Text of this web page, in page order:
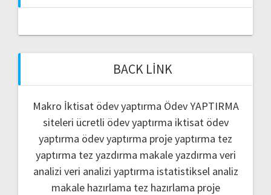
BACK LINK
Makro İktisat ödev yaptırma Ödev YAPTIRMA
siteleri ücretli ödev yaptırma iktisat ödev
yaptırma ödev yaptırma proje yaptırma tez
yaptırma tez yazdırma makale yazdırma veri
analizi veri analizi yaptırma istatistiksel analiz
makale hazırlama tez hazırlama proje